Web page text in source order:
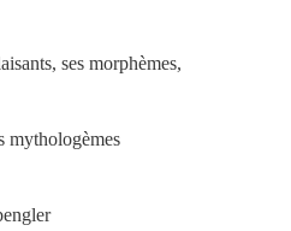
ses morphèmes,
mythologèmes